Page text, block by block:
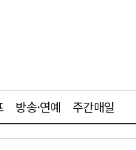
방송·연예 주간매일